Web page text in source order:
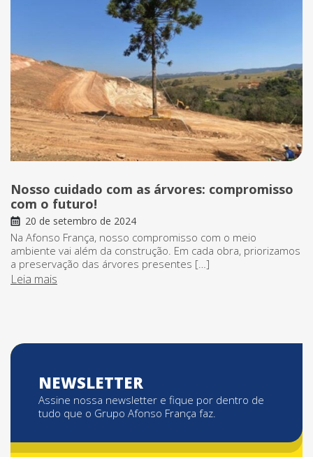
Nosso cuidado com as árvores: compromisso
com o futuro!
20 de setembro de 2024
Na Afonso França, nosso compromisso com o meio
ambiente vai além da construção. Em cada obra, priorizamos
a preservação das árvores presentes […]
Leia mais
NEWSLETTER
Assine nossa newsletter e fique por dentro de
tudo que o Grupo Afonso França faz.